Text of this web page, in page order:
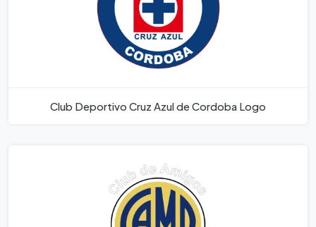
Club Deportivo Cruz Azul de Cordoba Logo